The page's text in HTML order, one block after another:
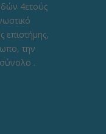
4ετούς
επιστήμης,
την
σύνολο .